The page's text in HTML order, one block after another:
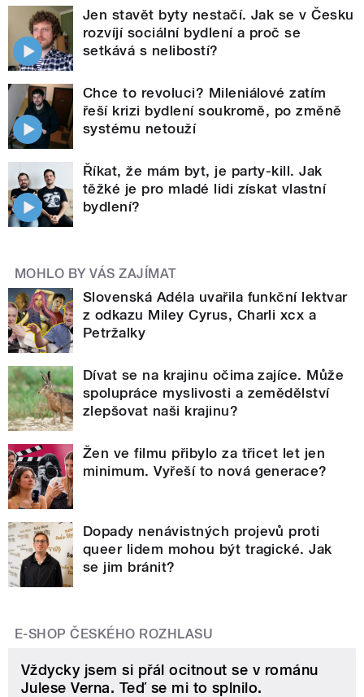
Jen stavět byty nestačí. Jak se v Česku
rozvíjí sociální bydlení a proč se
setkává s nelibostí?
Chce to revoluci? Mileniálové zatím
řeší krizi bydlení soukromě, po změně
systému netouží
Říkat, že mám byt, je party-kill. Jak
těžké je pro mladé lidi získat vlastní
bydlení?
MOHLO BY VÁS ZAJÍMAT
Slovenská Adéla uvařila funkční lektvar
z odkazu Miley Cyrus, Charli xcx a
Petržalky
Dívat se na krajinu očima zajíce. Může
spolupráce myslivosti a zemědělství
zlepšovat naši krajinu?
Žen ve filmu přibylo za třicet let jen
minimum. Vyřeší to nová generace?
Dopady nenávistných projevů proti
queer lidem mohou být tragické. Jak
se jim bránit?
E-SHOP ČESKÉHO ROZHLASU
Vždycky jsem si přál ocitnout se v románu
Julese Verna. Teď se mi to splnilo.